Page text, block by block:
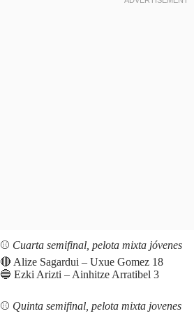
⚾️ Cuarta semifinal, pelota mixta jóvenes
🔴 Alize Sagardui – Uxue Gomez 18
🔵 Ezki Arizti – Ainhitze Arratibel 3
⚾️ Quinta semifinal, pelota mixta jovenes